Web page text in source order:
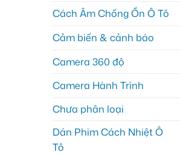
Cách Âm Chống Ồn Ô Tô
Cảm biến & cảnh báo
Camera 360 độ
Camera Hành Trình
Chưa phân loại
Dán Phim Cách Nhiệt Ô
Tô